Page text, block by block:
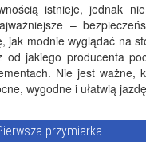
istnieje, jednak
–
jak modnie wyglądać na
od jakiego producenta
Nie jest ważne,
wygodne i ułatwią
przymiarka